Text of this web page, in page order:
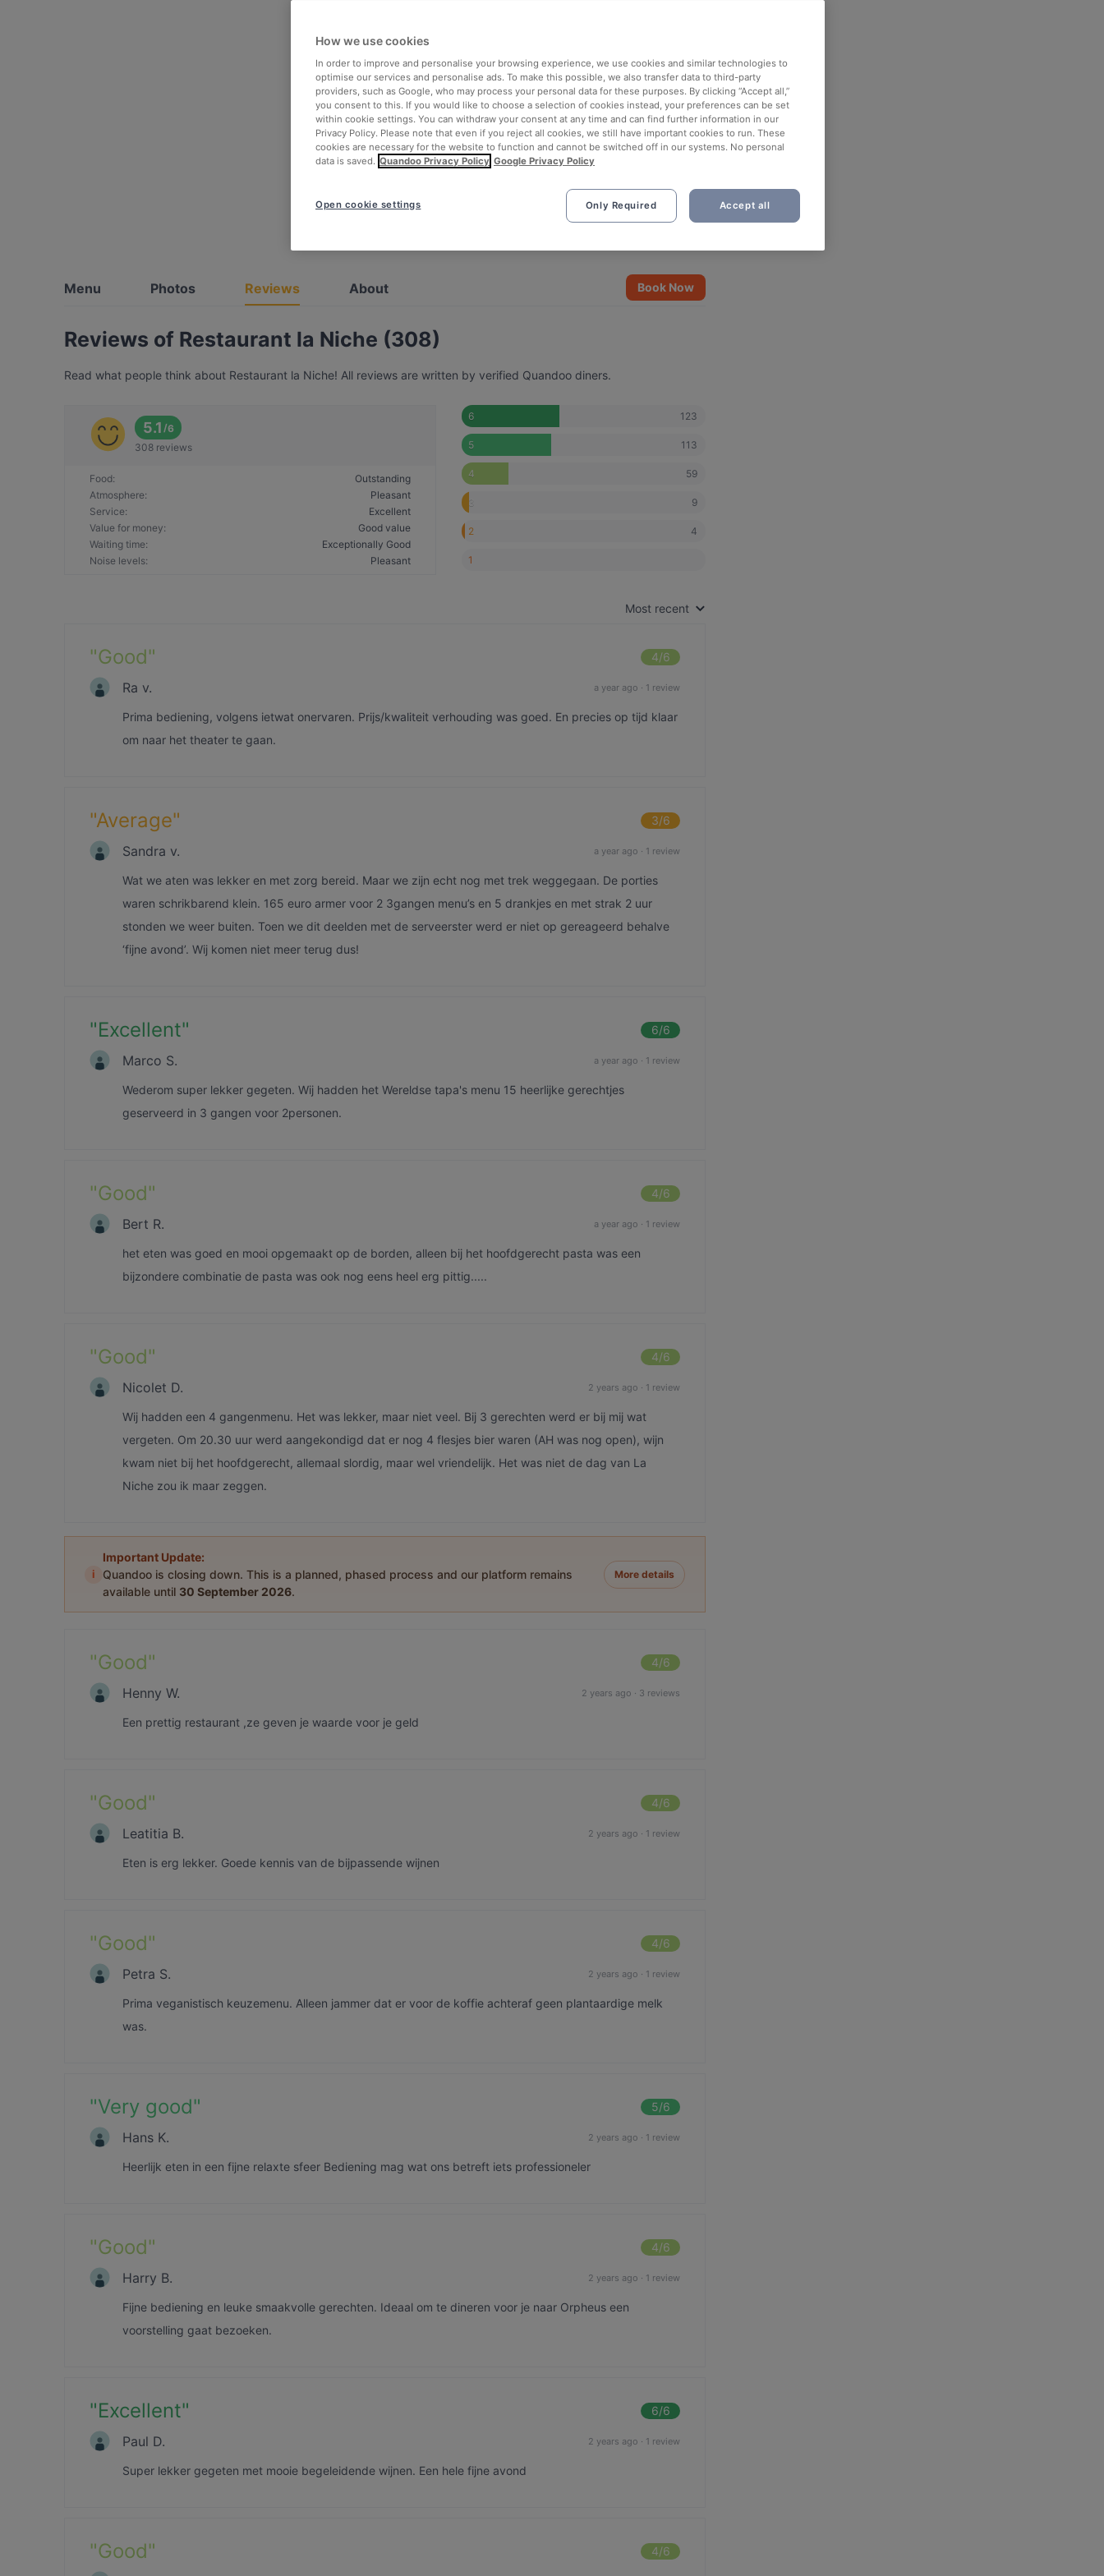
Menu Photos Reviews About Book Now
Reviews of Restaurant la Niche (308)
Read what people think about Restaurant la Niche! All reviews are written by verified Quandoo diners.
5.1 /6
308 reviews
Food:
Outstanding
Atmosphere:
Pleasant
Service:
Excellent
Value for money:
Good value
Waiting time:
Exceptionally Good
Noise levels: Pleasant
6 123
5 113
4 59
3 9
2 4
1
Most recent
"Good" 4/6
Ra v. a year ago · 1 review
Prima bediening, volgens ietwat onervaren. Prijs/kwaliteit verhouding was goed. En precies op tijd klaar
om naar het theater te gaan.
"Average" 3/6
Sandra v. a year ago · 1 review
Wat we aten was lekker en met zorg bereid. Maar we zijn echt nog met trek weggegaan. De porties
waren schrikbarend klein. 165 euro armer voor 2 3gangen menu’s en 5 drankjes en met strak 2 uur
stonden we weer buiten. Toen we dit deelden met de serveerster werd er niet op gereageerd behalve
‘fijne avond’. Wij komen niet meer terug dus!
"Excellent" 6/6
Marco S. a year ago · 1 review
Wederom super lekker gegeten. Wij hadden het Wereldse tapa's menu 15 heerlijke gerechtjes
geserveerd in 3 gangen voor 2personen.
"Good" 4/6
Bert R. a year ago · 1 review
het eten was goed en mooi opgemaakt op de borden, alleen bij het hoofdgerecht pasta was een
bijzondere combinatie de pasta was ook nog eens heel erg pittig.....
"Good" 4/6
Nicolet D. 2 years ago · 1 review
Wij hadden een 4 gangenmenu. Het was lekker, maar niet veel. Bij 3 gerechten werd er bij mij wat
vergeten. Om 20.30 uur werd aangekondigd dat er nog 4 flesjes bier waren (AH was nog open), wijn
kwam niet bij het hoofdgerecht, allemaal slordig, maar wel vriendelijk. Het was niet de dag van La
Niche zou ik maar zeggen.
i
Important Update:
Quandoo is closing down. This is a planned, phased process and our platform remains
available until 30 September 2026.
More details
"Good" 4/6
Henny W. 2 years ago · 3 reviews
Een prettig restaurant ,ze geven je waarde voor je geld
"Good" 4/6
Leatitia B. 2 years ago · 1 review
Eten is erg lekker. Goede kennis van de bijpassende wijnen
"Good" 4/6
Petra S. 2 years ago · 1 review
Prima veganistisch keuzemenu. Alleen jammer dat er voor de koffie achteraf geen plantaardige melk
was.
"Very good" 5/6
Hans K. 2 years ago · 1 review
Heerlijk eten in een fijne relaxte sfeer Bediening mag wat ons betreft iets professioneler
"Good" 4/6
Harry B. 2 years ago · 1 review
Fijne bediening en leuke smaakvolle gerechten. Ideaal om te dineren voor je naar Orpheus een
voorstelling gaat bezoeken.
"Excellent" 6/6
Paul D. 2 years ago · 1 review
Super lekker gegeten met mooie begeleidende wijnen. Een hele fijne avond
"Good" 4/6
How we use cookies
In order to improve and personalise your browsing experience, we use cookies and similar technologies to
optimise our services and personalise ads. To make this possible, we also transfer data to third-party
providers, such as Google, who may process your personal data for these purposes. By clicking “Accept all,”
you consent to this. If you would like to choose a selection of cookies instead, your preferences can be set
within cookie settings. You can withdraw your consent at any time and can find further information in our
Privacy Policy. Please note that even if you reject all cookies, we still have important cookies to run. These
cookies are necessary for the website to function and cannot be switched off in our systems. No personal
data is saved. Quandoo Privacy Policy Google Privacy Policy
Only Required Accept all
Open cookie settings